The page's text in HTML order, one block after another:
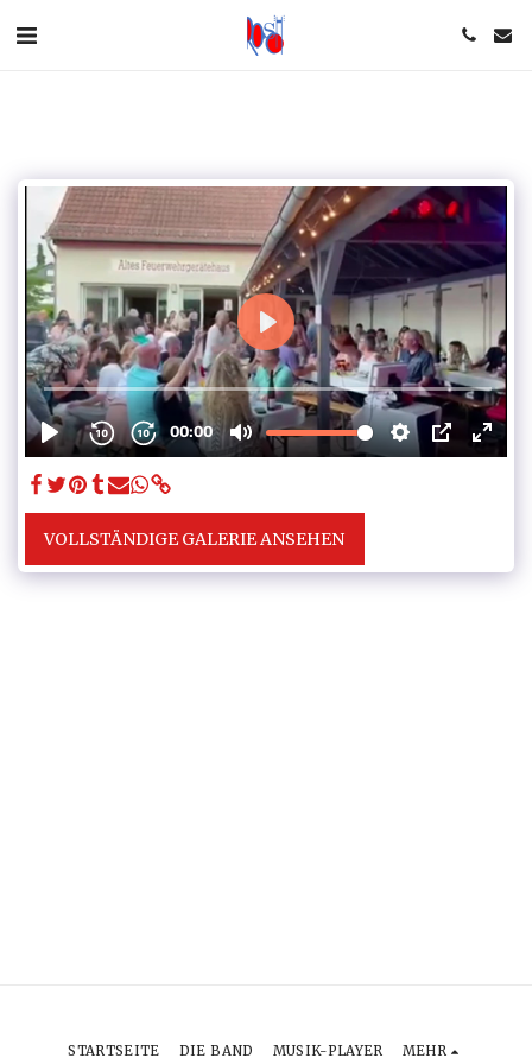
VOLLSTÄNDIGE GALERIE ANSEHEN
STARTSEITE DIE BAND MUSIK-PLAYER MEHR